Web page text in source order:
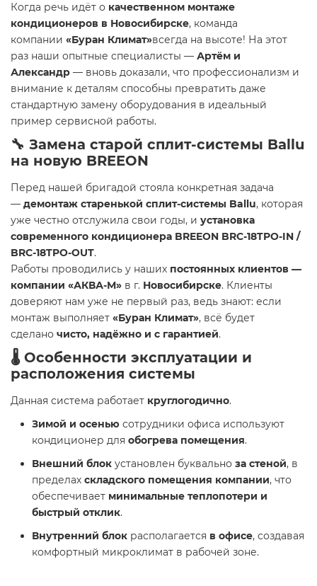
Когда речь идёт о качественном монтаже
кондиционеров в Новосибирске, команда
компании «Буран Климат»всегда на высоте! На этот
раз наши опытные специалисты — Артём и
Александр — вновь доказали, что профессионализм и
внимание к деталям способны превратить даже
стандартную замену оборудования в идеальный
пример сервисной работы.
🔧 Замена старой сплит-системы Ballu
на новую BREEON
Перед нашей бригадой стояла конкретная задача
— демонтаж старенькой сплит-системы Ballu, которая
уже честно отслужила свои годы, и установка
современного кондиционера BREEON BRC-18TPO-IN /
BRC-18TPO-OUT.
Работы проводились у наших постоянных клиентов —
компании «АКВА-М» в г. Новосибирске. Клиенты
доверяют нам уже не первый раз, ведь знают: если
монтаж выполняет «Буран Климат», всё будет
сделано чисто, надёжно и с гарантией.
🌡️ Особенности эксплуатации и
расположения системы
Данная система работает круглогодично.
Зимой и осенью сотрудники офиса используют
кондиционер для обогрева помещения.
Внешний блок установлен буквально за стеной, в
пределах складского помещения компании, что
обеспечивает минимальные теплопотери и
быстрый отклик.
Внутренний блок располагается в офисе, создавая
комфортный микроклимат в рабочей зоне.